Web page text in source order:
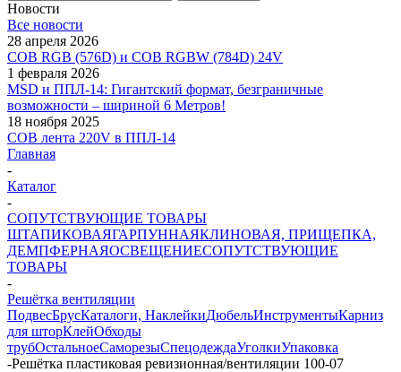
Новости
Все новости
28 апреля 2026
COB RGB (576D) и COB RGBW (784D) 24V
1 февраля 2026
MSD и ППЛ-14: Гигантский формат, безграничные
возможности – шириной 6 Метров!
18 ноября 2025
COB лента 220V в ППЛ-14
Главная
-
Каталог
-
СОПУТСТВУЮЩИЕ ТОВАРЫ
ШТАПИКОВАЯГАРПУННАЯКЛИНОВАЯ, ПРИЩЕПКА,
ДЕМПФЕРНАЯОСВЕЩЕНИЕСОПУТСТВУЮЩИЕ
ТОВАРЫ
-
Решётка вентиляции
ПодвесБрусКаталоги, НаклейкиДюбельИнструментыКарниз
для шторКлейОбходы
трубОстальноеСаморезыСпецодеждаУголкиУпаковка
-Решётка пластиковая ревизионная/вентиляции 100-07